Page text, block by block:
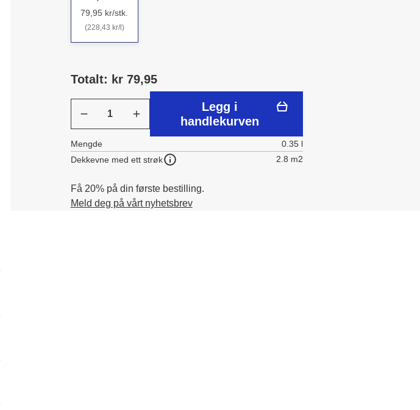
79,95 kr/stk.
(228,43 kr/l)
Totalt: kr 79,95
Legg i
handlekurven
Mengde
0.35 l
Dekkevne med ett strøk
2.8 m2
Få 20% på din første bestilling.
Meld deg på vårt nyhetsbrev